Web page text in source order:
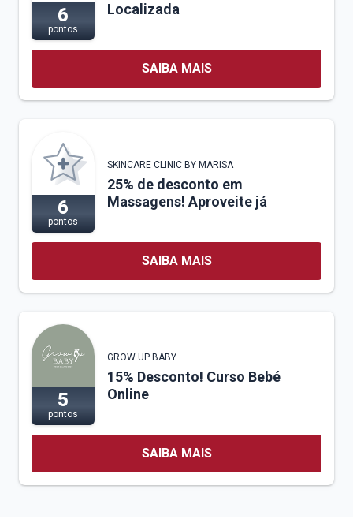
6
pontos
Localizada
SAIBA MAIS
6
pontos
SKINCARE CLINIC BY MARISA
25% de desconto em
Massagens! Aproveite já
SAIBA MAIS
5
pontos
GROW UP BABY
15% Desconto! Curso Bebé
Online
SAIBA MAIS